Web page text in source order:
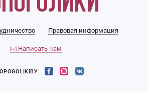
Правовая информация
Написать нам